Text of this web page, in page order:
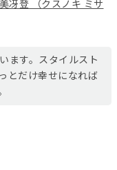
冴登 （クスノキ ミサ
ます。スタイルスト
とだけ幸せになれば